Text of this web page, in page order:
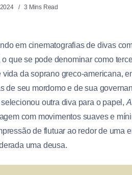
3 Mins Read
em cinematografias de divas
que se pode denominar como
da soprano greco-americana,
de seu mordomo e de sua
selecionou outra diva para o papel,
com movimentos suaves e
de flutuar ao redor de uma
uma deusa.